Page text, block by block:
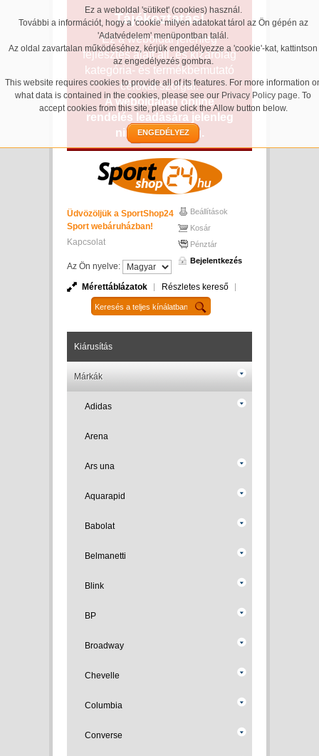
Ez a weboldal 'sütiket' (cookies) használ.
További a információt, hogy a 'cookie' milyen adatokat tárol az Ön gépén az
'Adatvédelem' menüpontban talál.
Az oldal zavartalan működéséhez, kérjük engedélyezze a 'cookie'-kat, kattintson
az engedélyezés gombra.
This website requires cookies to provide all of its features. For more information
what data is contained in the cookies, please see our Privacy Policy page. To
accept cookies from this site, please click the Allow button below.
ENGEDÉLYEZ
Tájékoztatás!
Ez a weboldal jelenleg
fejlesztés alatt áll, és kizárólag
kategória- és termékbemutató
célokat szolgál.
A weboldalon online
rendelés leadására jelenleg
nincs lehetőség.
Üdvözöljük a SportShop24
Sport webáruházban!
Kapcsolat
Az Ön nyelve:
Beállítások
Kosár
Pénztár
Bejelentkezés
Mérettáblázatok Részletes kereső
Kiárusítás
Márkák
Adidas
Arena
Ars una
Aquarapid
Babolat
Belmanetti
Blink
BP
Broadway
Chevelle
Columbia
Converse